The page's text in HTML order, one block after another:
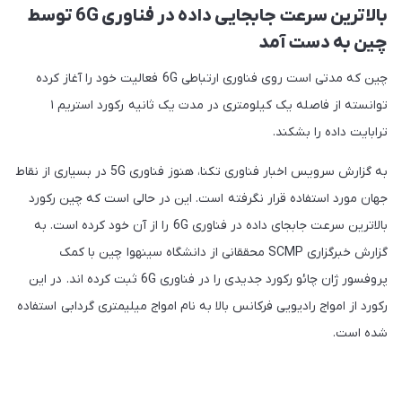
بالاترین سرعت جابجایی داده در فناوری 6G توسط
چین به دست آمد
چین که مدتی است روی فناوری ارتباطی 6G فعالیت خود را آغاز کرده
توانسته از فاصله یک کیلومتری در مدت یک ثانیه رکورد استریم ۱
ترابایت داده را بشکند.
به گزارش سرویس اخبار فناوری تکنا، هنوز فناوری 5G در بسیاری از نقاط
جهان مورد استفاده قرار نگرفته است. این در حالی است که چین رکورد
بالاترین سرعت جابجای داده در فناوری 6G را از آن خود کرده است. به
گزارش خبرگزاری SCMP محققانی از دانشگاه سینهوا چین با کمک
پروفسور ژان چائو رکورد جدیدی را در فناوری 6G ثبت کرده اند. در این
رکورد از امواج رادیویی فرکانس بالا به نام امواج میلیمتری گردابی استفاده
شده است.